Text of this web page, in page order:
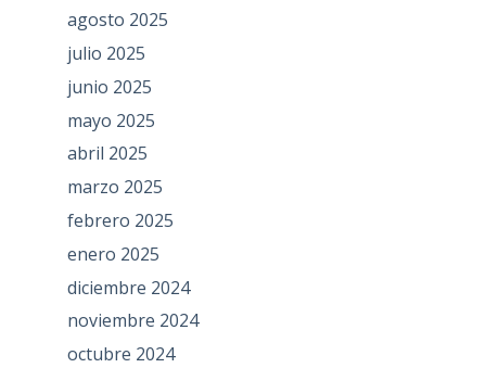
agosto 2025
julio 2025
junio 2025
mayo 2025
abril 2025
marzo 2025
febrero 2025
enero 2025
diciembre 2024
noviembre 2024
octubre 2024